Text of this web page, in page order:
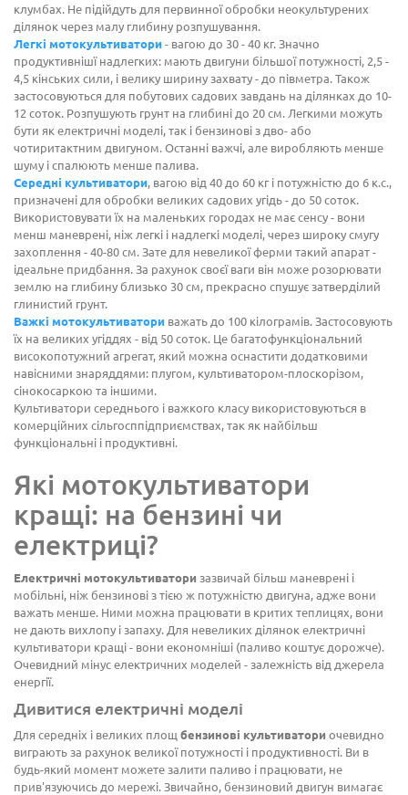
клумбах. Не підійдуть для первинної обробки неокультурених
ділянок через малу глибину розпушування.
Легкі мотокультиватори- вагою до 30 - 40 кг. Значно
продуктивнішї надлегких: мають двигуни більшої потужності, 2,5 -
4,5 кінських сили, і велику ширину захвату - до півметра. Також
застосовуються для побутових садових завдань на ділянках до 10-
12 соток. Розпушують грунт на глибині до 20 см. Легкими можуть
бути як електричні моделі, так і бензинові з дво- або
чотиритактним двигуном. Останні важчі, але виробляють менше
шуму і спалюють менше палива.
Середні культиватори, вагою від 40 до 60 кг і потужністю до 6 к.с.,
призначені для обробки великих садових угідь - до 50 соток.
Використовувати їх на маленьких городах не має сенсу - вони
менш маневрені, ніж легкі і надлегкі моделі, через широку смугу
захоплення - 40-80 см. Зате для невеликої ферми такий апарат -
ідеальне придбання. За рахунок своєї ваги він може розорювати
землю на глибину близько 30 см, прекрасно спушує затверділий
глинистий грунт.
Важкі мотокультиватори важать до 100 кілограмів. Застосовують
їх на великих угіддях - від 50 соток. Це багатофункціональний
високопотужний агрегат, який можна оснастити додатковими
навісними знаряддями: плугом, культиватором-плоскорізом,
сінокосаркою та іншими.
Культиватори середнього і важкого класу використовуються в
комерційних сільгосппідприємствах, так як найбільш
функціональні і продуктивні.
Які мотокультиватори
кращі: на бензині чи
електриці?
Електричні мотокультиватори зазвичай більш маневрені і
мобільні, ніж бензинові з тією ж потужністю двигуна, адже вони
важать менше. Ними можна працювати в критих теплицях, вони
не дають вихлопу і запаху. Для невеликих ділянок електричні
культиватори кращі - вони економніші (паливо коштує дорожче).
Очевидний мінус електричних моделей - залежність від джерела
енергії.
Дивитися електричні моделі
Для середніх і великих площ бензинові культиватори очевидно
виграють за рахунок великої потужності і продуктивності. Ви в
будь-який момент можете залити паливо і працювати, не
прив'язуючись до мережі. Звичайно, бензиновий двигун вимагає